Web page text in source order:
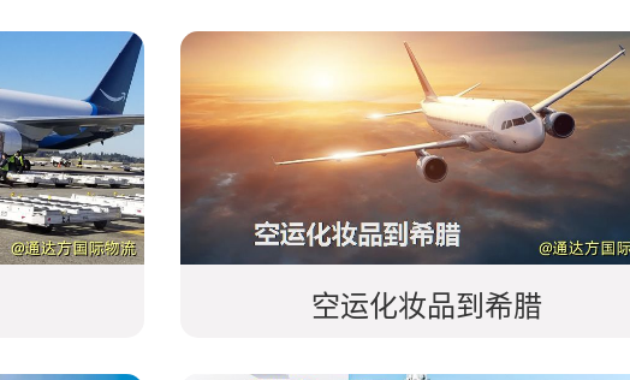
空运化妆品到希腊